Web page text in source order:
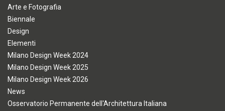
Arte e Fotografia
Biennale
Design
Elementi
Milano Design Week 2024
Milano Design Week 2025
Milano Design Week 2026
News
Osservatorio Permanente dell'Architettura Italiana